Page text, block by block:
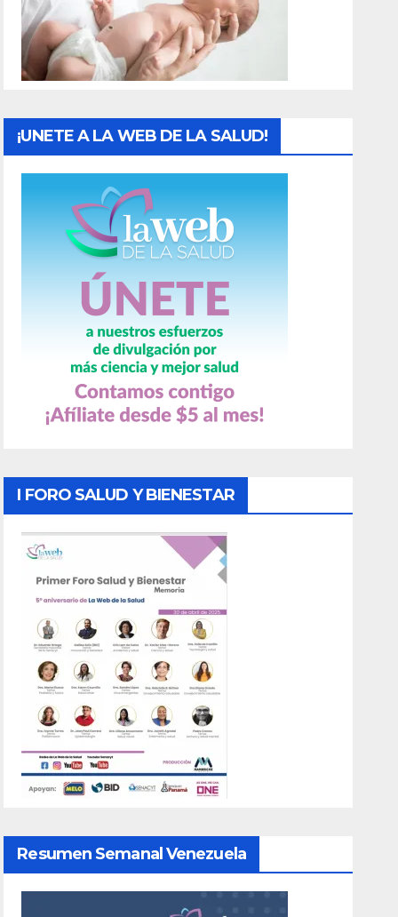
¡UNETE A LA WEB DE LA SALUD!
I FORO SALUD Y BIENESTAR
Resumen Semanal Venezuela